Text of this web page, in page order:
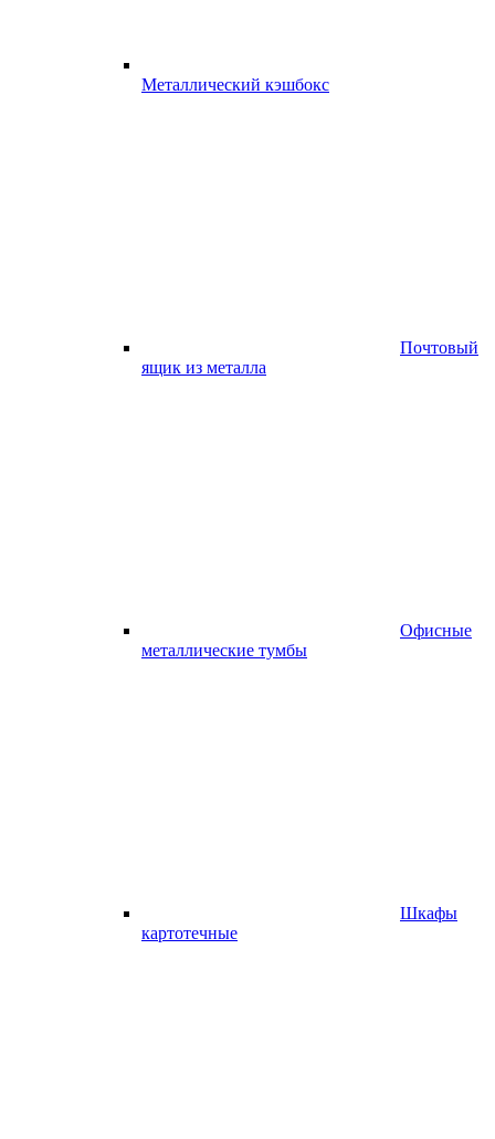
Металлический кэшбокс
Почтовый
ящик из металла
Офисные
металлические тумбы
Шкафы
картотечные